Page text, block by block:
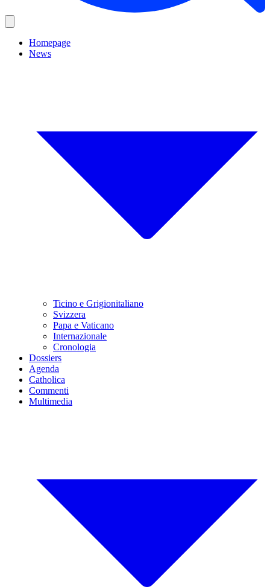
Homepage
News
Ticino e Grigionitaliano
Svizzera
Papa e Vaticano
Internazionale
Cronologia
Dossiers
Agenda
Catholica
Commenti
Multimedia